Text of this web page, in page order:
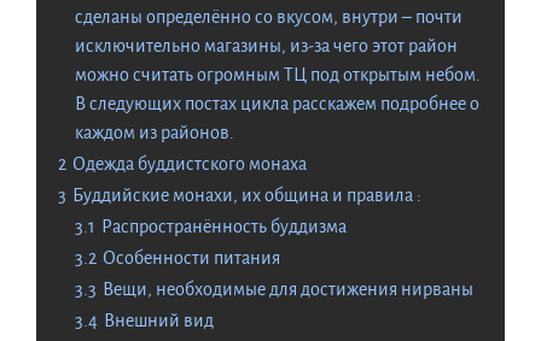
сделаны определённо со вкусом, внутри – почти
исключительно магазины, из-за чего этот район
можно считать огромным ТЦ под открытым небом.
В следующих постах цикла расскажем подробнее о
каждом из районов.
2 Одежда буддистского монаха
3 Буддийские монахи, их община и правила :
3.1
Распространённость буддизма
3.2 Особенности питания
3.3 Вещи, необходимые для достижения нирваны
3.4 Внешний вид